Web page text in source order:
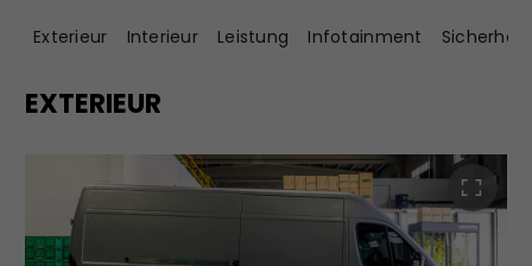
Exterieur Interieur Leistung Infotainment
EXTERIEUR